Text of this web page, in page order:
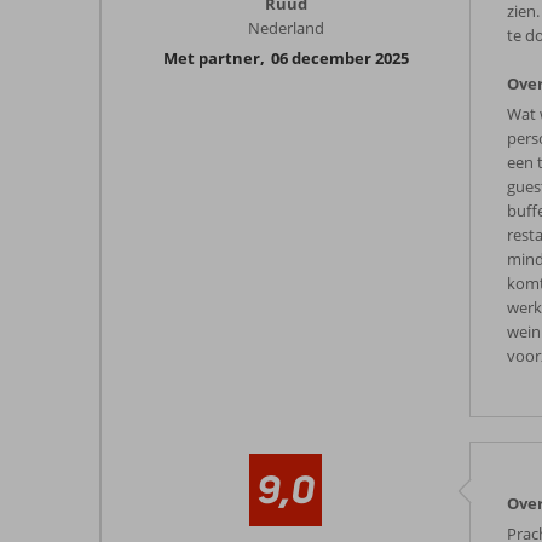
Nederland
Met partner, 06 december 2025
te
Wat
een
9,0